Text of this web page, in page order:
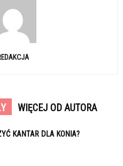
WIĘCEJ OD AUTORA
KANTAR DLA KONIA?